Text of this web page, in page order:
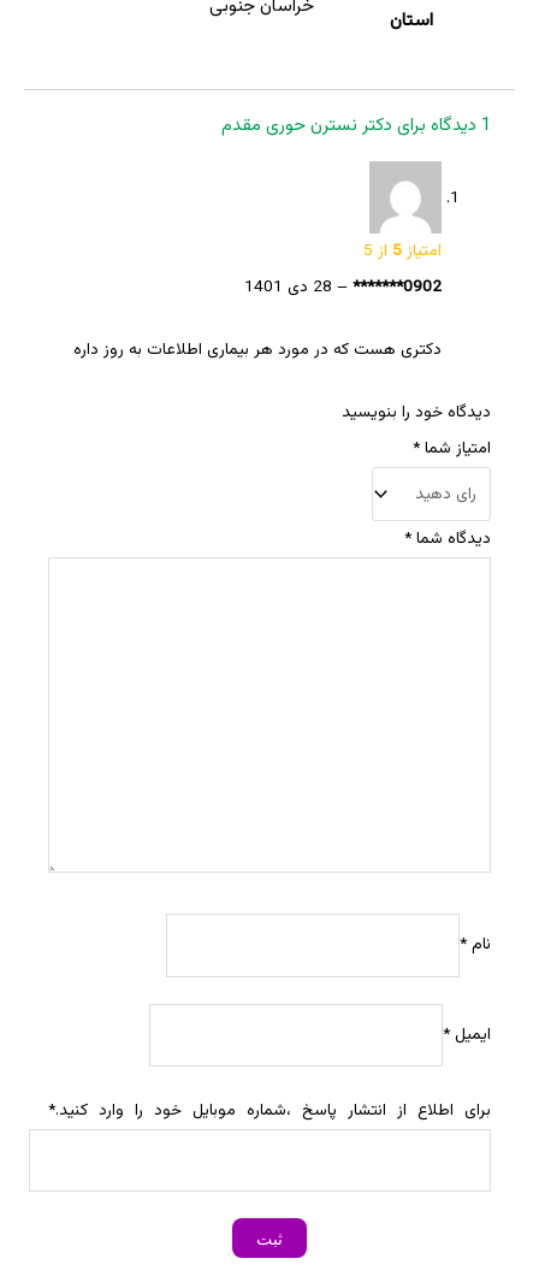
استان
خراسان جنوبی
1 دیدگاه برای دکتر نسترن حوری مقدم
امتیاز5 از 5
0902*******
– 28 دی 1401
دکتری هست که در مورد هر بیماری اطلاعات به روز داره
دیدگاه خود را بنویسید
امتیاز شما*
دیدگاه شما*
نام*
ایمیل*
برای اطلاع از انتشار پاسخ ،شماره موبایل خود را وارد کنید.*